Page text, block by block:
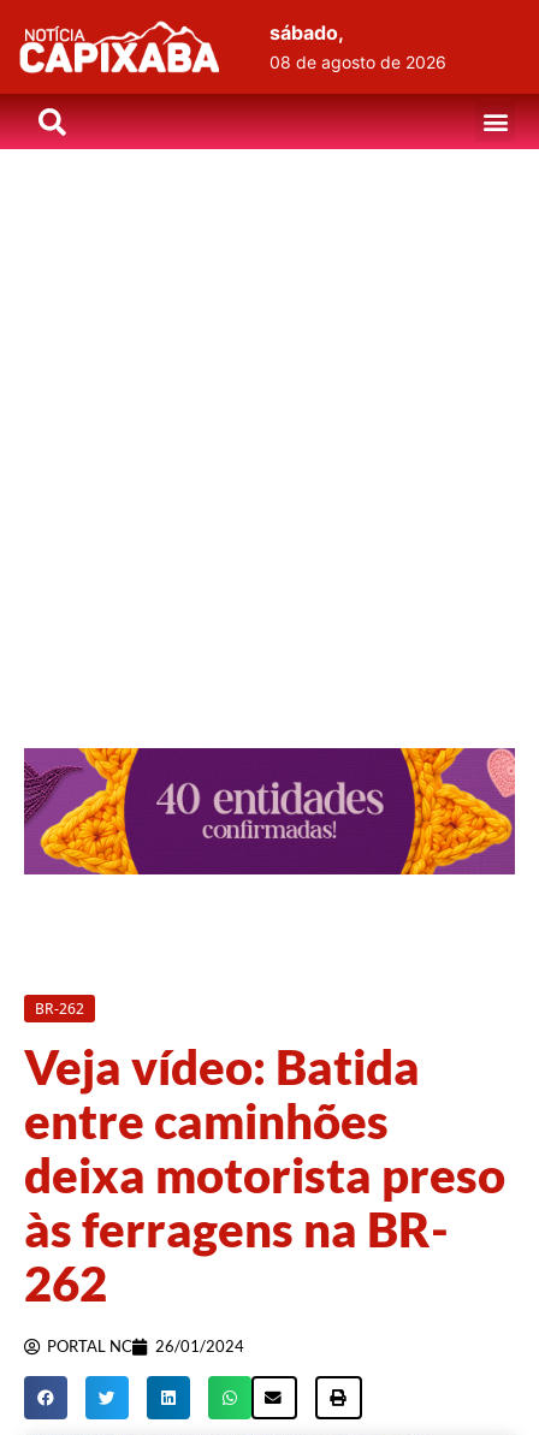
sábado,
08 de agosto de 2026
BR-262
Veja vídeo: Batida
entre caminhões
deixa motorista preso
às ferragens na BR-
262
PORTAL NC 26/01/2024